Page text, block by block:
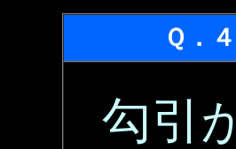
Ｑ．４
勾引